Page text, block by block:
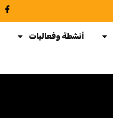
أنشطة وفعاليات